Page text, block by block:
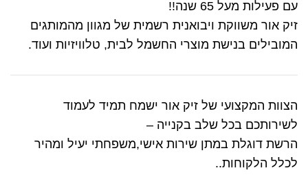
עם פעילות מעל 65 שנה!!
זיק אור משווקת ויבואנית רשמית של מגוון מהמותגים
המובילים בנישת מוצרי החשמל לבית, טלוויזיות ועוד.
הצוות המקצועי של זיק אור ישמח תמיד לעמוד
לשירותכם בכל שלב בקנייה –
הרשת דוגלת במתן שירות אישי,משפחתי יעיל ומהיר
לכלל הלקוחות..